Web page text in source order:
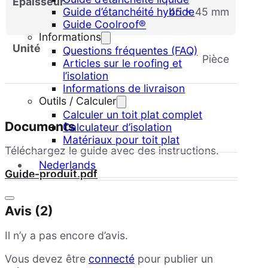
Guide d’étanchéité hybride
Guide Coolroof®
Informations
Questions fréquentes (FAQ)
Articles sur le roofing et
l’isolation
Informations de livraison
Outils / Calculer
Calculer un toit plat complet
Calculateur d’isolation
Matériaux pour toit plat
Nederlands
45 x 45 mm
Unité
pièce
Documents
Téléchargez le guide avec des instructions.
Guide-produit.pdf
Avis (2)
Il n’y a pas encore d’avis.
Vous devez être connecté pour publier un